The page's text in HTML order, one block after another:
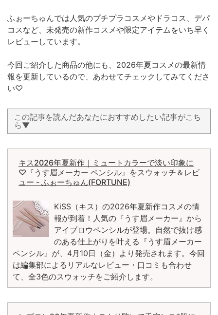
ふぉーちゅんでは人気のプチプラコスメやドラコス、デパ
コスなど、未発売の新作コスメや限定アイテムをいち早く
レビューしています。
今回ご紹介した商品の他にも、2026年夏コスメの最新情
報を更新しているので、あわせてチェックしてみてくださ
い♡
この記事を読んだあなたにおすすめしたい記事がこち
ら▼
キス2026年夏新作｜ミュートカラーで淡い印象に
♡『うす眉メーカー ペンシル』をスウォッチ＆レビ
ュー - ふぉーちゅん(FORTUNE)
KiSS（キス）の2026年夏新作コスメの情
報が到着！人気の『うす眉メーカー』から
アイブロウペンシルが登場。自然で抜け感
のある仕上がりを叶える『うす眉メーカー
ペンシル』が、4月10日（金）より発売されます。今回
は編集部によるリアルなレビュー・口コミも合わせ
て、全3色のスウォッチをご紹介します。